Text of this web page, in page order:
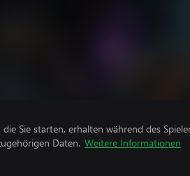
die Sie starten, erhalten während des
Daten. Weitere Informationen